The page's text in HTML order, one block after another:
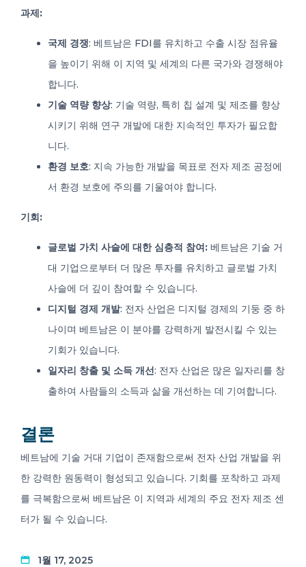
과제:
국제 경쟁: 베트남은 FDI를 유치하고 수출 시장 점유율
을 높이기 위해 이 지역 및 세계의 다른 국가와 경쟁해야
합니다.
기술 역량 향상: 기술 역량, 특히 칩 설계 및 제조를 향상
시키기 위해 연구 개발에 대한 지속적인 투자가 필요합
니다.
환경 보호: 지속 가능한 개발을 목표로 전자 제조 공정에
서 환경 보호에 주의를 기울여야 합니다.
기회:
글로벌 가치 사슬에 대한 심층적 참여: 베트남은 기술 거
대 기업으로부터 더 많은 투자를 유치하고 글로벌 가치
사슬에 더 깊이 참여할 수 있습니다.
디지털 경제 개발: 전자 산업은 디지털 경제의 기둥 중 하
나이며 베트남은 이 분야를 강력하게 발전시킬 수 있는
기회가 있습니다.
일자리 창출 및 소득 개선: 전자 산업은 많은 일자리를 창
출하여 사람들의 소득과 삶을 개선하는 데 기여합니다.
결론
베트남에 기술 거대 기업이 존재함으로써 전자 산업 개발을 위
한 강력한 원동력이 형성되고 있습니다. 기회를 포착하고 과제
를 극복함으로써 베트남은 이 지역과 세계의 주요 전자 제조 센
터가 될 수 있습니다.
1월 17, 2025